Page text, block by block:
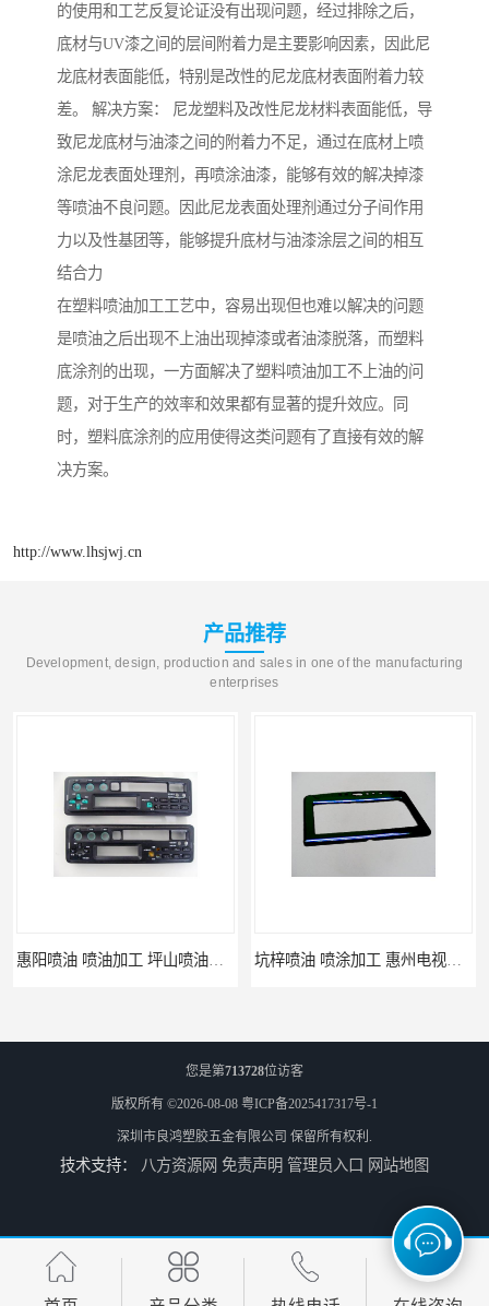
的使用和工艺反复论证没有出现问题，经过排除之后，
底材与UV漆之间的层间附着力是主要影响因素，因此尼
龙底材表面能低，特别是改性的尼龙底材表面附着力较
差。 解决方案： 尼龙塑料及改性尼龙材料表面能低，导
致尼龙底材与油漆之间的附着力不足，通过在底材上喷
涂尼龙表面处理剂，再喷涂油漆，能够有效的解决掉漆
等喷油不良问题。因此尼龙表面处理剂通过分子间作用
力以及性基团等，能够提升底材与油漆涂层之间的相互
结合力
在塑料喷油加工工艺中，容易出现但也难以解决的问题
是喷油之后出现不上油出现掉漆或者油漆脱落，而塑料
底涂剂的出现，一方面解决了塑料喷油加工不上油的问
题，对于生产的效率和效果都有显著的提升效应。同
时，塑料底涂剂的应用使得这类问题有了直接有效的解
决方案。
http://www.lhsjwj.cn
产品推荐
Development, design, production and sales in one of the manufacturing
enterprises
坪地喷油 加工厂 坪地手机壳喷油加工厂 龙岗喷油 加工定制 惠州小夜灯喷涂加工
您是第713728位访客
版权所有 ©2026-08-08 粤ICP备2025417317号-1
深圳市良鸿塑胶五金有限公司 保留所有权利.
技术支持： 八方资源网 免责声明 管理员入口 网站地图